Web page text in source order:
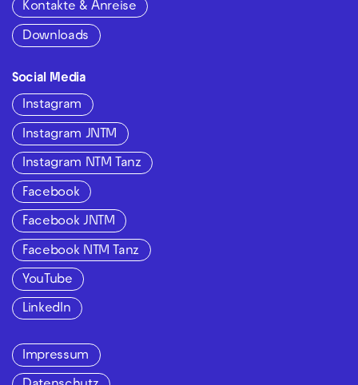
Kontakte & Anreise
Downloads
Social Media
Instagram
Instagram JNTM
Instagram NTM Tanz
Facebook
Facebook JNTM
Facebook NTM Tanz
YouTube
LinkedIn
Impressum